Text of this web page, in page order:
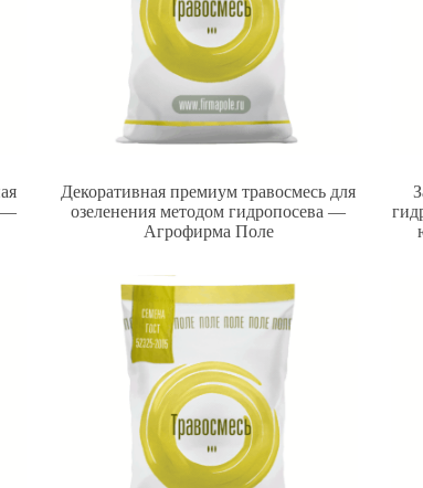
—
Декоративная премиум травосмесь для
озеленения методом гидропосева —
Агрофирма Поле